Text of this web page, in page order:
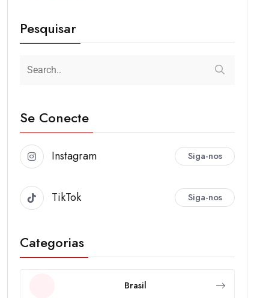
Pesquisar
Se Conecte
Instagram Siga-nos
TikTok Siga-nos
Categorias
Brasil